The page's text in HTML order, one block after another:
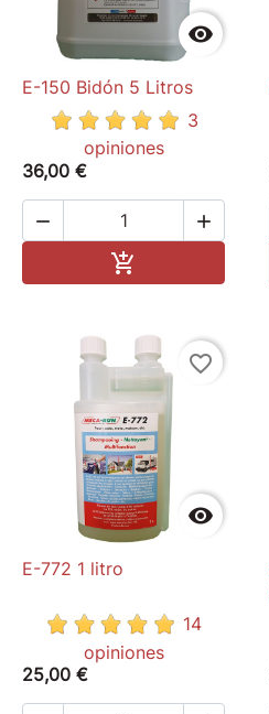

E-150 Bidón 5 Litros
3
opiniones
36,00 €
 


favorite_border
E-772 1 litro
14
opiniones
25,00 €